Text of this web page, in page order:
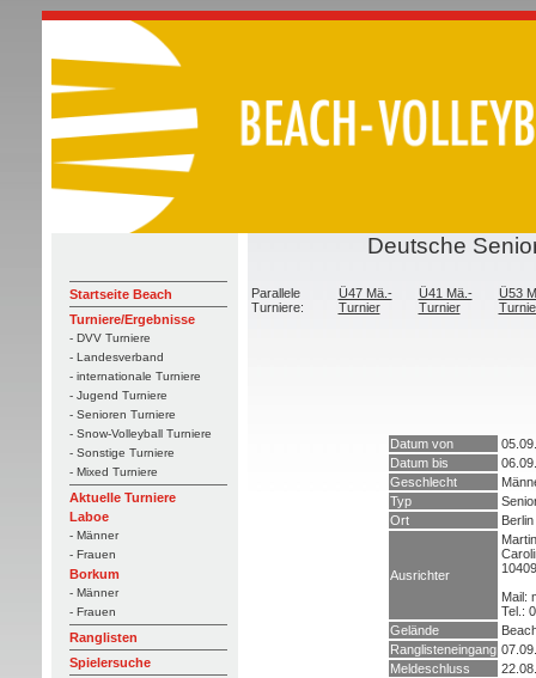
Startseite Beach
Turniere/Ergebnisse
- DVV Turniere
- Landesverband
- internationale Turniere
- Jugend Turniere
- Senioren Turniere
- Snow-Volleyball Turniere
- Sonstige Turniere
- Mixed Turniere
Aktuelle Turniere
Laboe
- Männer
- Frauen
Borkum
- Männer
- Frauen
Ranglisten
Spielersuche
Deutsche
Parallele
Turniere:
Ü47 Mä.-
Turnier
Ü41 Mä.-
Turnier
Ü53
Datum von
Datum bis
Geschlecht
Typ
Ort
Berlin
Ausrichter
Mail:
Tel.:
Gelände
Ranglisteneingang
Meldeschluss